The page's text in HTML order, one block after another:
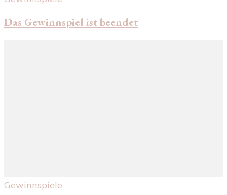
Das Gewinnspiel ist beendet
Gewinnspiele